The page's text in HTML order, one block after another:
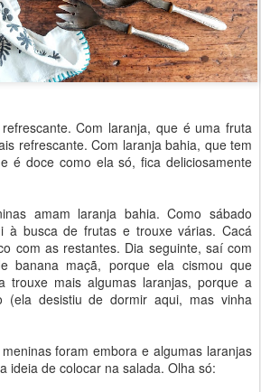
Com laranja, que é uma fruta
refrescante. Com laranja bahia, que tem
é doce como ela só, fica deliciosamente
amam laranja bahia. Como sábado
à busca de frutas e trouxe várias. Cacá
com as restantes. Dia seguinte, saí com
banana maçã, porque ela cismou que
trouxe mais algumas laranjas, porque a
(ela desistiu de dormir aqui, mas vinha
foram embora e algumas laranjas
ideia de colocar na salada. Olha só: